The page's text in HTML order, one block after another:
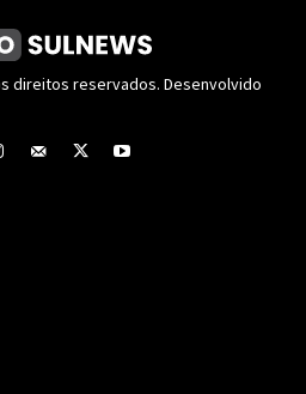
direitos reservados. Desenvolvido